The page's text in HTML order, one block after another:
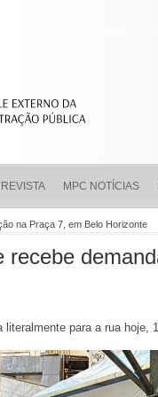
REVISTA MPC NOTÍCIAS
na Praça 7, em Belo Horizonte
para a rua hoje,